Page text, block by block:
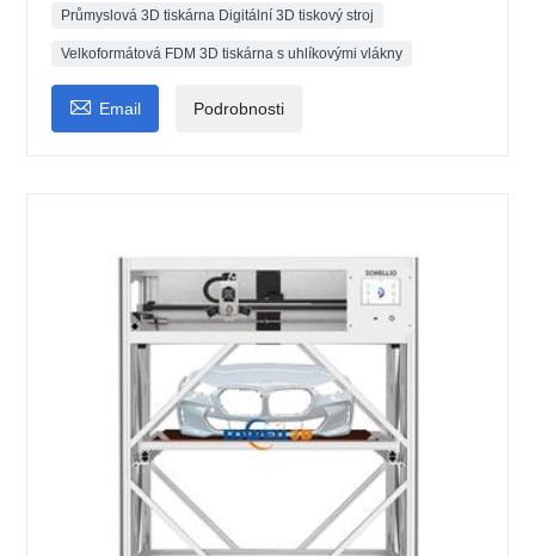
Průmyslová 3D tiskárna Digitální 3D tiskový stroj
Velkoformátová FDM 3D tiskárna s uhlíkovými vlákny
 Email Podrobnosti